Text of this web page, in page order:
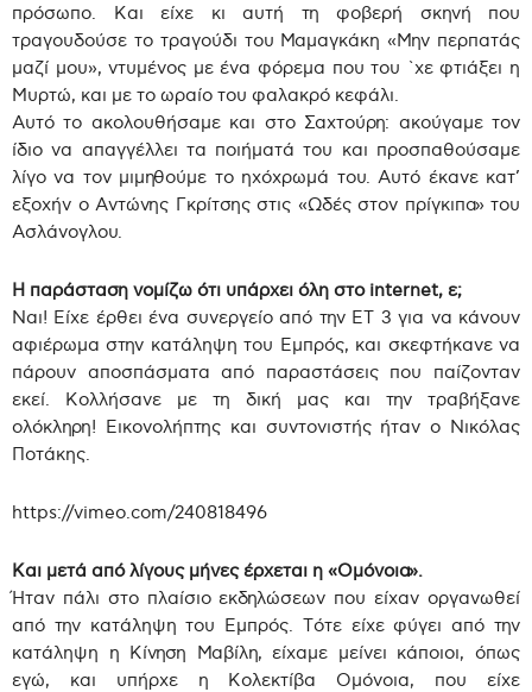
πρόσωπο. Και είχε κι αυτή τη φοβερή σκηνή που
τραγουδούσε το τραγούδι του Μαμαγκάκη «Μην περπατάς
μαζί μου», ντυμένος με ένα φόρεμα που του `χε φτιάξει η
Μυρτώ, και με το ωραίο του φαλακρό κεφάλι.
Αυτό το ακολουθήσαμε και στο Σαχτούρη: ακούγαμε τον
ίδιο να απαγγέλλει τα ποιήματά του και προσπαθούσαμε
λίγο να τον μιμηθούμε το ηχόχρωμά του. Αυτό έκανε κατ’
εξοχήν ο Αντώνης Γκρίτσης στις «Ωδές στον πρίγκιπα» του
Ασλάνογλου.
Η παράσταση νομίζω ότι υπάρχει όλη στο internet, ε;
Ναι! Είχε έρθει ένα συνεργείο από την ΕΤ 3 για να κάνουν
αφιέρωμα στην κατάληψη του Εμπρός, και σκεφτήκανε να
πάρουν αποσπάσματα από παραστάσεις που παίζονταν
εκεί. Κολλήσανε με τη δική μας και την τραβήξανε
ολόκληρη! Εικονολήπτης και συντονιστής ήταν ο Νικόλας
Ποτάκης.
https://vimeo.com/240818496
Και μετά από λίγους μήνες έρχεται η «Ομόνοια».
Ήταν πάλι στο πλαίσιο εκδηλώσεων που είχαν οργανωθεί
από την κατάληψη του Εμπρός. Τότε είχε φύγει από την
κατάληψη η Κίνηση Μαβίλη, είχαμε μείνει κάποιοι, όπως
εγώ, και υπήρχε η Κολεκτίβα Ομόνοια, που είχε